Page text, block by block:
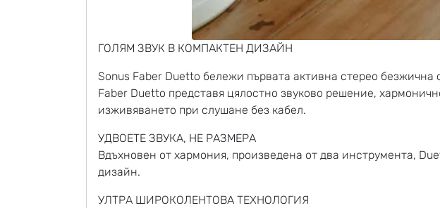
ГОЛЯМ ЗВУК В КОМПАКТЕН ДИЗАЙН
Sonus Faber Duetto бележи първата активна стерео
Faber Duetto представя цялостно звуково решение,
изживяването при слушане без кабел.
УДВОЕТЕ ЗВУКА, НЕ РАЗМЕРА
Вдъхновен от хармония, произведена от два инструмента,
дизайн.
УЛТРА ШИРОКОЛЕНТОВА ТЕХНОЛОГИЯ